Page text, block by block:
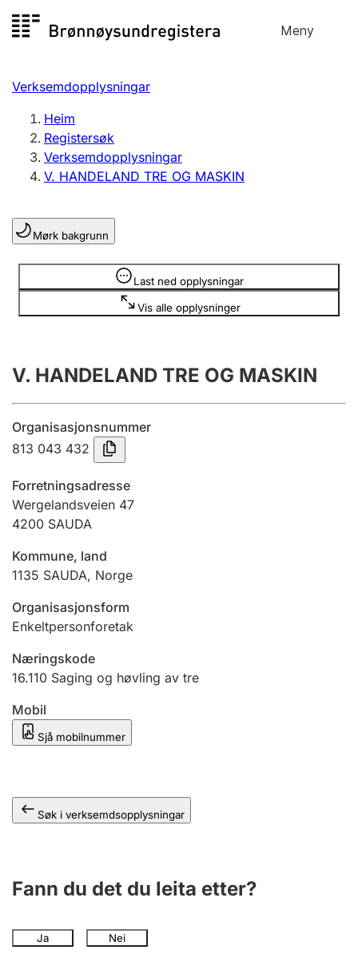
til
Meny
Registersøk
Aksjeselskap
Enkeltpersonføretak
Registrere, endre, slette
Lag og foreining
Registrere, endre, slette
Årsrekneskap
Innsending og forseinkingsgebyr
Tinglysing
Jeger
Ektepaktrettleiaren
Andre tema
Verksemdopplysningar
Heim
Registersøk
Verksemdopplysningar
V. HANDELAND TRE OG MASKIN
Mørk bakgrunn
Last ned opplysningar
Vis alle opplysninger
Opplysninger er skjult
V. HANDELAND TRE OG MASKIN
Organisasjonsnummer
813 043 432
Forretningsadresse
Wergelandsveien 47
4200 SAUDA
Kommune, land
1135 SAUDA, Norge
Organisasjonsform
Enkeltpersonforetak
Næringskode
16.110 Saging og høvling av tre
Mobil
Sjå mobilnummer
Søk i verksemdsopplysningar
Fann du det du leita etter?
Ja Nei